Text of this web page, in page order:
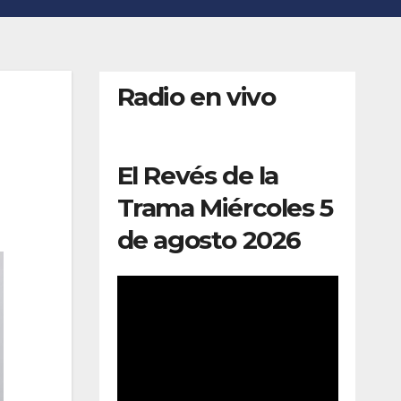
Radio en vivo
El Revés de la
Trama Miércoles 5
de agosto 2026